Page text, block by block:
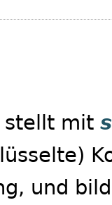
stellt mit
und